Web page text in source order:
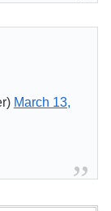
March 13,